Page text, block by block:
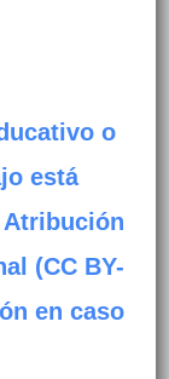
o
está
(CC BY-
en caso